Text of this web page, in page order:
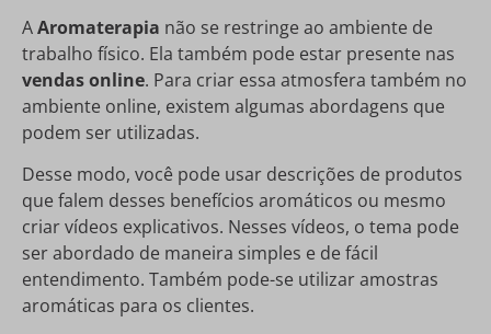
AAromaterapia não se restringe ao ambiente de
trabalho físico. Ela também pode estar presente nas
vendas online. Para criar essa atmosfera também no
ambiente online, existem algumas abordagens que
podem ser utilizadas.
Desse modo, você pode usar descrições de produtos
que falem desses benefícios aromáticos ou mesmo
criar vídeos explicativos. Nesses vídeos, o tema pode
ser abordado de maneira simples e de fácil
entendimento. Também pode-se utilizar amostras
aromáticas para os clientes.